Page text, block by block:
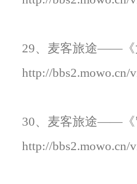
29、麦客旅途——《
http://bbs2.mowo.cn/
30、麦客旅途——《
http://bbs2.mowo.cn/